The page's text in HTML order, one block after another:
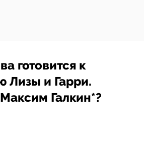
готовится к
Лизы и Гарри.
Галкин*?